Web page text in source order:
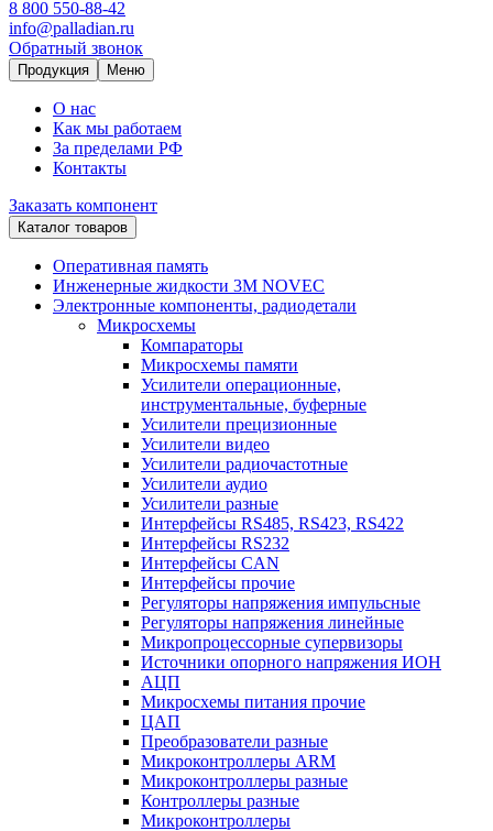
8 800 550-88-42
info@palladian.ru
Обратный звонок
Продукция Меню
О нас
Как мы работаем
За пределами РФ
Контакты
Заказать компонент
Каталог товаров
Оперативная память
Инженерные жидкости 3M NOVEC
Электронные компоненты, радиодетали
Микросхемы
Компараторы
Микросхемы памяти
Усилители операционные,
инструментальные, буферные
Усилители прецизионные
Усилители видео
Усилители радиочастотные
Усилители аудио
Усилители разные
Интерфейсы RS485, RS423, RS422
Интерфейсы RS232
Интерфейсы CAN
Интерфейсы прочие
Регуляторы напряжения импульсные
Регуляторы напряжения линейные
Микропроцессорные супервизоры
Источники опорного напряжения ИОН
АЦП
Микросхемы питания прочие
ЦАП
Преобразователи разные
Микроконтроллеры ARM
Микроконтроллеры разные
Контроллеры разные
Микроконтроллеры